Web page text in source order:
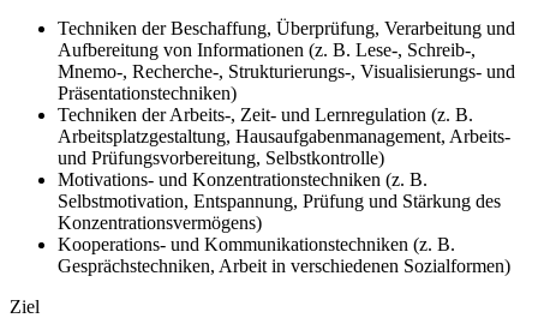
Techniken der Beschaffung, Überprüfung, Verarbeitung und
Aufbereitung von Informationen (z. B. Lese-, Schreib-,
Mnemo-, Recherche-, Strukturierungs-, Visualisierungs- und
Präsentationstechniken)
Techniken der Arbeits-, Zeit- und Lernregulation (z. B.
Arbeitsplatzgestaltung, Hausaufgabenmanagement, Arbeits-
und Prüfungsvorbereitung, Selbstkontrolle)
Motivations- und Konzentrationstechniken (z. B.
Selbstmotivation, Entspannung, Prüfung und Stärkung des
Konzentrationsvermögens)
Kooperations- und Kommunikationstechniken (z. B.
Gesprächstechniken, Arbeit in verschiedenen Sozialformen)
Ziel